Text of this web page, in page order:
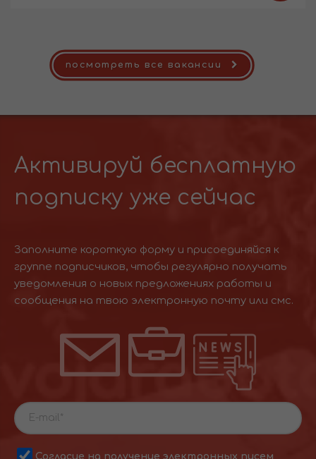
посмотреть все вакансии
Активируй бесплатную
подписку уже сейчас
Заполните короткую форму и присоединяйся к
группе подписчиков, чтобы регулярно получать
уведомления о новых предложениях работы и
сообщения на твою электронную почту или смс.
Согласие на получение электронных писем